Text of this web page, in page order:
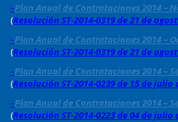
–Plan Anual de Contrataciones 2014 –
(Resolución ST-2014-0319 de 21 de
–Plan Anual de Contrataciones 2014 –
(Resolución ST-2014-0319 de 21 de
–Plan Anual de Contrataciones 2014 –
(Resolución ST-2014-0239 de 15 de julio
–Plan Anual de Contrataciones 2014 –
(Resolución ST-2014-0223 de 04 de julio